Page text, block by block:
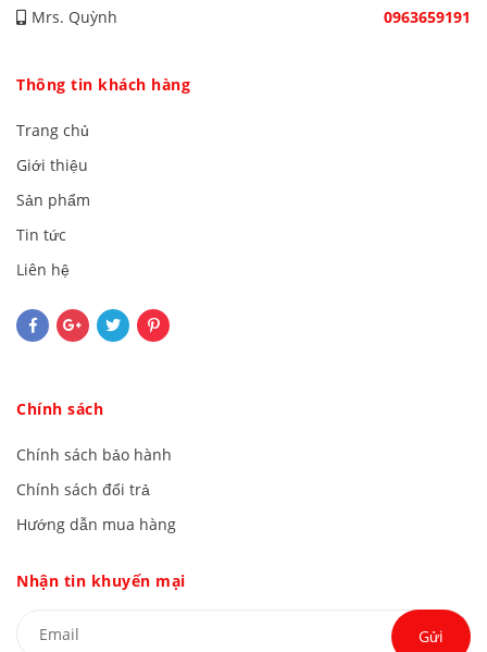
Mrs. Quỳnh
0963659191
Thông tin khách hàng
Trang chủ
Giới thiệu
Sản phẩm
Tin tức
Liên hệ
Chính sách
Chính sách bảo hành
Chính sách đổi trả
Hướng dẫn mua hàng
Nhận tin khuyến mại
Gửi